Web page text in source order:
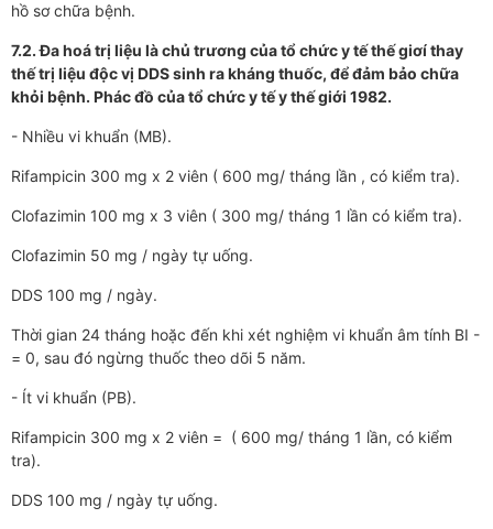
hồ sơ chữa bệnh.
7.2. Đa hoá trị liệu là chủ trương của tổ chức y tế thế giơí thay
thế trị liệu độc vị DDS sinh ra kháng thuốc, để đảm bảo chữa
khỏi bệnh. Phác đồ của tổ chức y tế y thế giới 1982.
- Nhiều vi khuẩn (MB).
Rifampicin 300 mg x 2 viên ( 600 mg/ tháng lần , có kiểm tra).
Clofazimin 100 mg x 3 viên ( 300 mg/ tháng 1 lần có kiểm tra).
Clofazimin 50 mg / ngày tự uống.
DDS 100 mg / ngày.
Thời gian 24 tháng hoặc đến khi xét nghiệm vi khuẩn âm tính BI -
= 0, sau đó ngừng thuốc theo dõi 5 năm.
- Ít vi khuẩn (PB).
Rifampicin 300 mg x 2 viên = ( 600 mg/ tháng 1 lần, có kiểm
tra).
DDS 100 mg / ngày tự uống.